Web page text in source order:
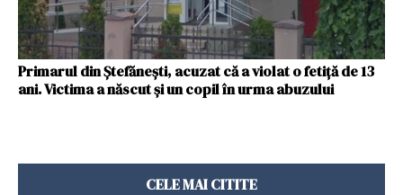
Primarul din Ștefănești, acuzat că a violat o fetiță de 13
ani. Victima a născut și un copil în urma abuzului
CELE MAI CITITE